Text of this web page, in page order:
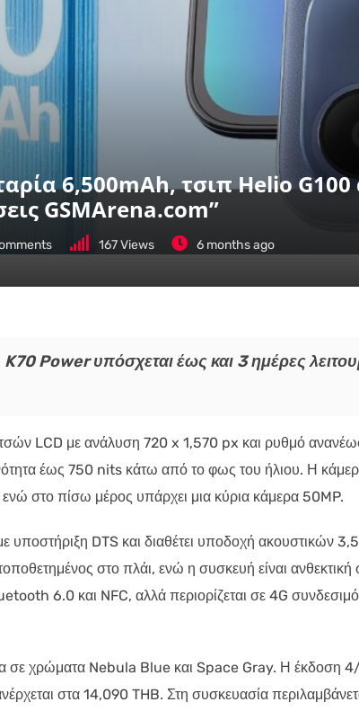
6,500mAh, τσιπ Helio
GSMArena.com”
167Views 6 months ago
Power υπόσχεται έως και 3 ημέρες
LCD με ανάλυση 720 x 1,570 px και ρυθμό
έως 750 nits κάτω από το φως του ήλιου. Η
ενώ στο πίσω μέρος υπάρχει μια κύρια κάμερα 50MP.
υποστήριξη DTS και διαθέτει υποδοχή ακουστικών
στο πλάι, ενώ η συσκευή είναι ανθεκτική
6.0 και NFC, αλλά περιορίζεται σε 4G
σε χρώματα Nebula Blue και Space Gray. Η έκδοση
στα 14,090 THB. Στη συσκευασία